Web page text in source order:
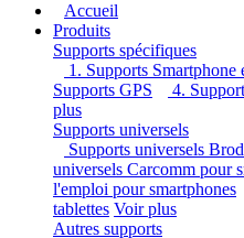
Accueil
Produits
Supports spécifiques
1. Supports Smartphone
3. Supports GPS
4.
plus
Supports universels
Supports universels
universels Carcomm pour
l'emploi pour smartphones
tablettes Voir plus
Autres supports